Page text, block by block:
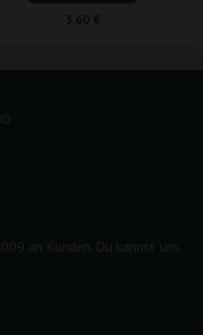
3,60 €
an Kunden. Du kannst uns